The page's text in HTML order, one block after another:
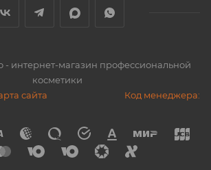
- интернет-магазин профессиональной
косметики
сайта
Код менеджера: